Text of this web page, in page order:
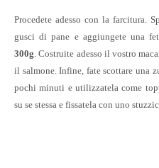
Procedete adesso con la farcitura.
gusci di pane e aggiungete una
300g. Costruite adesso il vostro
il salmone. Infine, fate scottare una
pochi minuti e utilizzatela come
su se stessa e fissatela con uno